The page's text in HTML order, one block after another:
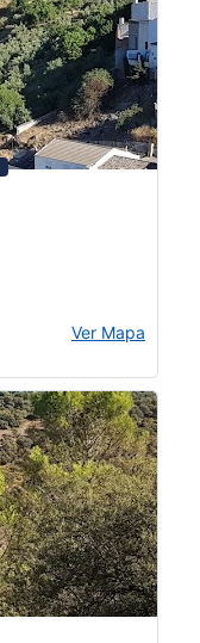
Ver Mapa